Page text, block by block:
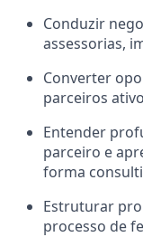
Conduzir
assessorias,
Converter
parceiros
Entender
parceiro e
forma
Estruturar
processo de